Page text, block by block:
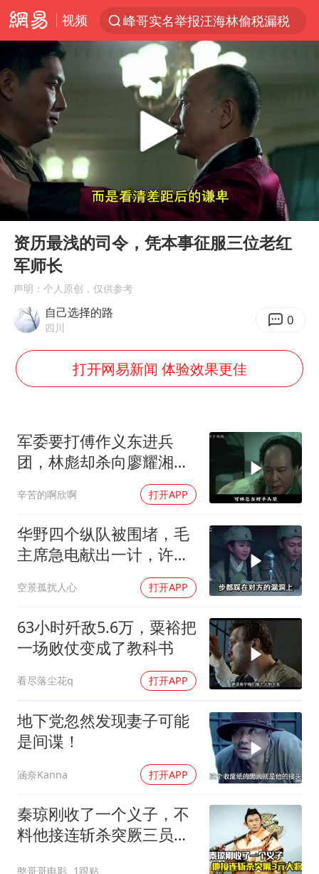
视频
峰哥实名举报汪海林偷税漏税
解锁各地夏日限定体验
酒店回应车内过夜被收150元
名创优品一次性内裤 颜面尽失
“六爷”挂一颗出场
金饰克价一夜涨回1300元
白海豚将正面袭击贯穿浙江
视频丨中国东方电气集团原党组副书记、董事宋致远被查
牛津大学一纸声明甩不了锅
包文婧：二胎很难一碗水端平
浙江台州《告全体市民书》
黄金创今年来最大单周涨幅
郑丽文：台湾从来没有“独立”过
网传《披荆斩棘2026》名单
Play
05:53
资历最浅的司令，凭本事征服三位老红
军师长
声明：个人原创，仅供参考
自己选择的路
四川 0
打开网易新闻 体验效果更佳
军委要打傅作义东进兵
团，林彪却杀向廖耀湘，
辛苦的啊欣啊 打开APP
华野四个纵队被围堵，毛
主席急电献出一计，许世
空景孤扰人心 打开APP
63小时歼敌5.6万，粟裕把
一场败仗变成了教科书
看尽落尘花q 打开APP
地下党忽然发现妻子可能
是间谍！
涵奈Kanna 打开APP
秦琼刚收了一个义子，不
料他接连斩杀突厥三员大
憨哥哥电影 1跟贴